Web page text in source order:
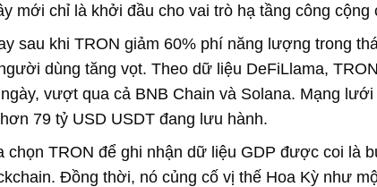
mới chỉ là khởi đầu cho vai trò hạ tầng công cộng
sau khi TRON giảm 60% phí năng lượng trong
dùng tăng vọt. Theo dữ liệu DeFiLlama,
vượt qua cả BNB Chain và Solana. Mạng
79 tỷ USD USDT đang lưu hành.
chọn TRON để ghi nhận dữ liệu GDP được coi là
Đồng thời, nó củng cố vị thế Hoa Kỳ như